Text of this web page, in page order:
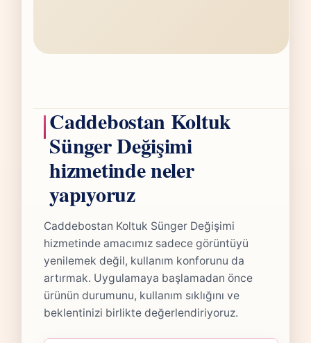
Caddebostan Koltuk
Sünger Değişimi
hizmetinde neler
yapıyoruz
Caddebostan Koltuk Sünger Değişimi
hizmetinde amacımız sadece görüntüyü
yenilemek değil, kullanım konforunu da
artırmak. Uygulamaya başlamadan önce
ürünün durumunu, kullanım sıklığını ve
beklentinizi birlikte değerlendiriyoruz.